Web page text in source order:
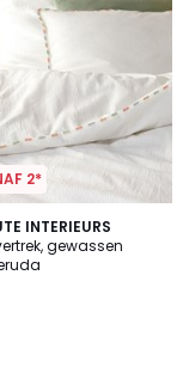
2*
INTERIEURS